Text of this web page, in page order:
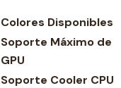
Colores Disponibles
Soporte Máximo de
GPU
Soporte Cooler CPU